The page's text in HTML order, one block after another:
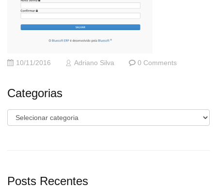
10/11/2016 Adriano Silva 0 Comments
Categorias
Categorias
Posts Recentes